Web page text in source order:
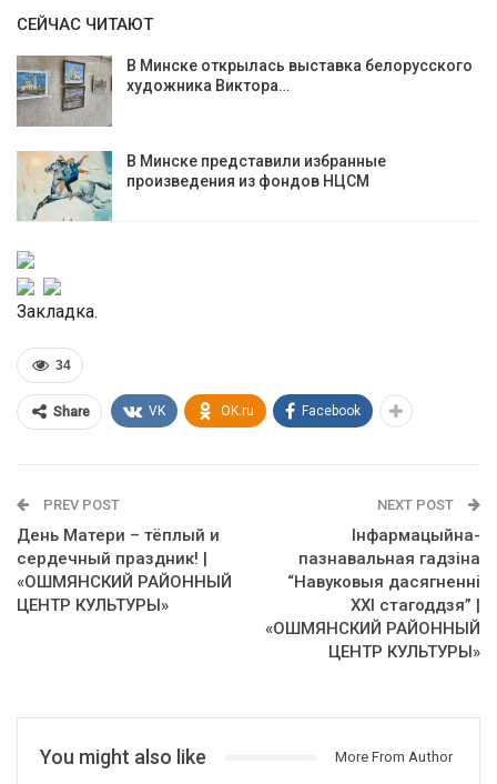
СЕЙЧАС ЧИТАЮТ
В Минске открылась выставка белорусского
художника Виктора…
В Минске представили избранные
произведения из фондов НЦСМ
Закладка.
34
Share VK OK.ru Facebook
PREV POST
День Матери – тёплый и
сердечный праздник! |
«ОШМЯНСКИЙ РАЙОННЫЙ
ЦЕНТР КУЛЬТУРЫ»
NEXT POST
Інфармацыйна-
пазнавальная гадзіна
“Навуковыя дасягненні
XXI стагоддзя” |
«ОШМЯНСКИЙ РАЙОННЫЙ
ЦЕНТР КУЛЬТУРЫ»
You might also like More From Author